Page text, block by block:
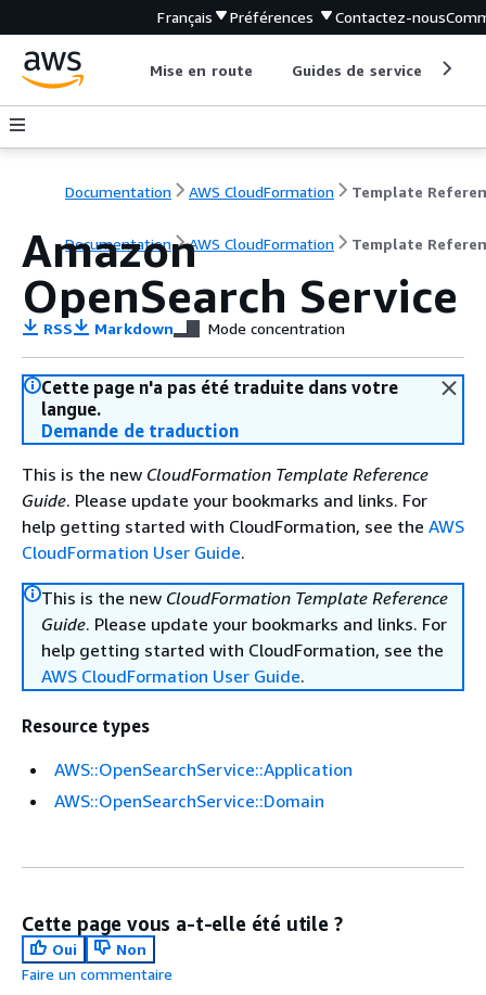
Français Préférences Contactez-nous
Mise en route Guides de service
Documentation AWS CloudFormation Template
Documentation AWS CloudFormation Template
Amazon
OpenSearch Service
RSS Markdown Mode concentration
Cette page n'a pas été traduite dans votre
langue.
Demande de traduction
This is the new CloudFormation Template Reference
Guide. Please update your bookmarks and links. For
help getting started with CloudFormation, see the AWS
CloudFormation User Guide.
This is the new CloudFormation Template Reference
Guide. Please update your bookmarks and links. For
help getting started with CloudFormation, see the
AWS CloudFormation User Guide.
Resource types
AWS::OpenSearchService::Application
AWS::OpenSearchService::Domain
Cette page vous a-t-elle été utile ?
Oui
Non
Faire un commentaire